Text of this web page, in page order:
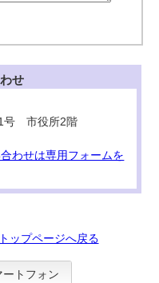
せ
号 市役所2階
わせは専用フォームを
トップページへ戻る
ートフォン